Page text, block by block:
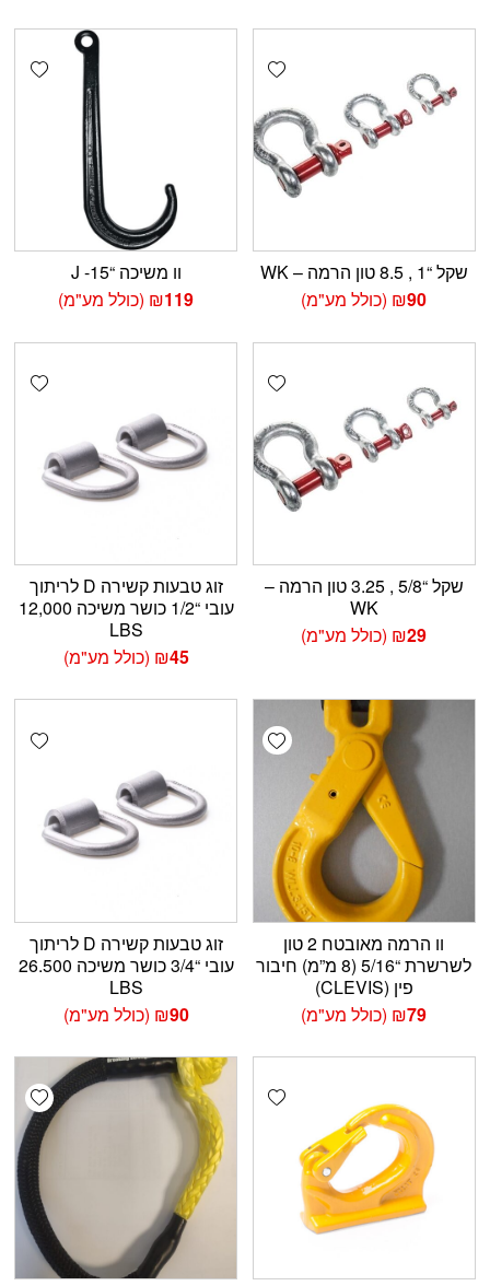
Add wishlist
שקל “1 , 8.5 טון הרמה – WK
₪90 (כולל מע"מ)
וו משיכה “15- J
₪119 (כולל מע"מ)
Add wishlist
שקל “5/8 , 3.25 טון הרמה –
WK
₪29 (כולל מע"מ)
זוג טבעות קשירה D לריתוך
עובי “1/2 כושר משיכה 12,000
LBS
₪45 (כולל מע"מ)
Add wishlist
וו הרמה מאובטח 2 טון
לשרשרת “5/16 (8 מ”מ) חיבור
פין (CLEVIS)
₪79 (כולל מע"מ)
זוג טבעות קשירה D לריתוך
עובי “3/4 כושר משיכה 26.500
LBS
₪90 (כולל מע"מ)
Add wishlist